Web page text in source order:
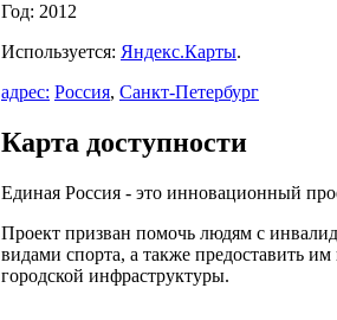
Год: 2012
Используется: Яндекс.Карты.
адрес: Россия, Санкт-Петербург
Карта доступности
Единая Россия - это инновационный
Проект призван помочь людям с
видами спорта, а также предоставить
городской инфраструктуры.